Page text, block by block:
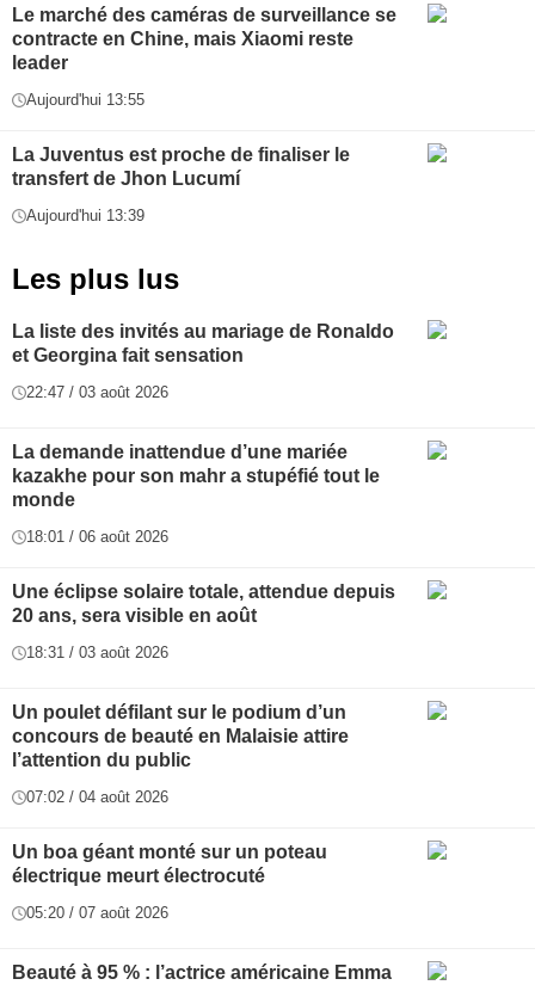
Le marché des caméras de surveillance se
contracte en Chine, mais Xiaomi reste
leader
Aujourd'hui 13:55
La Juventus est proche de finaliser le
transfert de Jhon Lucumí
Aujourd'hui 13:39
Les plus lus
La liste des invités au mariage de Ronaldo
et Georgina fait sensation
22:47 / 03 août 2026
La demande inattendue d’une mariée
kazakhe pour son mahr a stupéfié tout le
monde
18:01 / 06 août 2026
Une éclipse solaire totale, attendue depuis
20 ans, sera visible en août
18:31 / 03 août 2026
Un poulet défilant sur le podium d’un
concours de beauté en Malaisie attire
l’attention du public
07:02 / 04 août 2026
Un boa géant monté sur un poteau
électrique meurt électrocuté
05:20 / 07 août 2026
Beauté à 95 % : l’actrice américaine Emma